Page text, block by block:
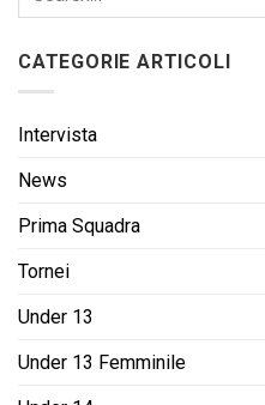
CATEGORIE ARTICOLI
Intervista
News
Prima Squadra
Tornei
Under 13
Under 13 Femminile